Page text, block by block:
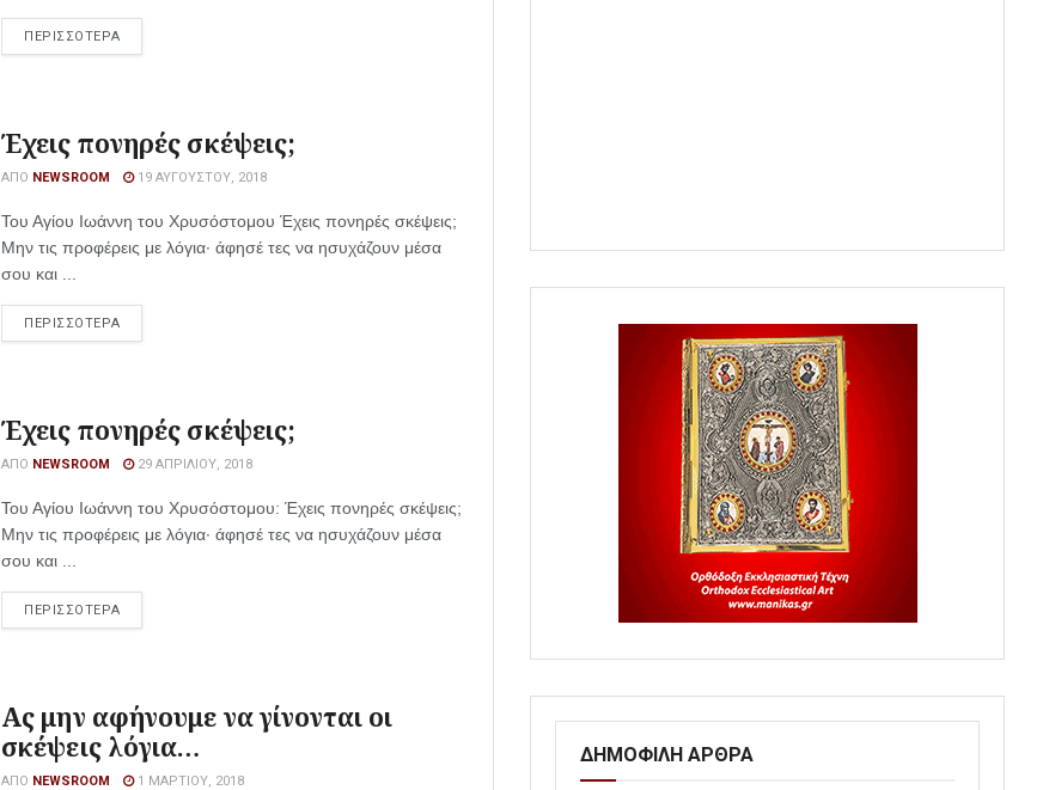
ΠΕΡΙΣΣΟΤΕΡΑ
Έχεις πονηρές σκέψεις;
ΑΠΌ NEWSROOM 19 ΑΥΓΟΎΣΤΟΥ, 2018
Του Αγίου Ιωάννη του Χρυσόστομου Έχεις πονηρές σκέψεις;
Μην τις προφέρεις με λόγια· άφησέ τες να ησυχάζουν μέσα
σου και ...
ΠΕΡΙΣΣΟΤΕΡΑ
Έχεις πονηρές σκέψεις;
ΑΠΌ NEWSROOM 29 ΑΠΡΙΛΊΟΥ, 2018
Του Αγίου Ιωάννη του Χρυσόστομου: Έχεις πονηρές σκέψεις;
Μην τις προφέρεις με λόγια· άφησέ τες να ησυχάζουν μέσα
σου και ...
ΠΕΡΙΣΣΟΤΕΡΑ
Ας μην αφήνουμε να γίνονται οι
σκέψεις λόγια…
ΑΠΌ NEWSROOM 1 ΜΑΡΤΊΟΥ, 2018
ΔΗΜΟΦΙΛΗ ΑΡΘΡΑ